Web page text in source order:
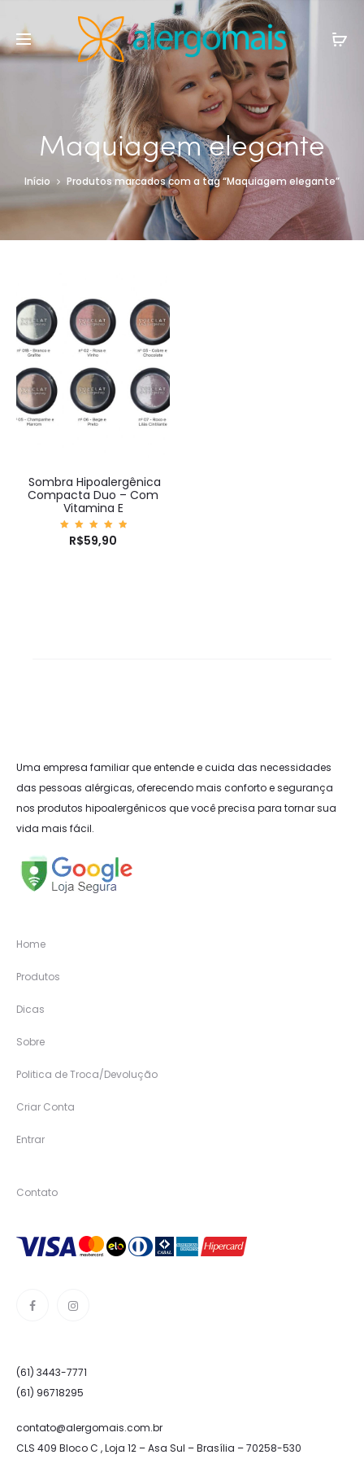
Maquiagem elegante
Início Produtos marcados com a tag “Maquiagem elegante”
Sombra Hipoalergênica
Compacta Duo – Com
Vitamina E
Avaliaç
ão
R$59,90
Uma empresa familiar que entende e cuida das necessidades
das pessoas alérgicas, oferecendo mais conforto e segurança
nos produtos hipoalergênicos que você precisa para tornar sua
vida mais fácil.
Home
Produtos
Dicas
Sobre
Politica de Troca/Devolução
Criar Conta
Entrar
Contato
(61) 3443-7771
(61) 96718295
contato@alergomais.com.br
CLS 409 Bloco C , Loja 12 – Asa Sul – Brasília – 70258-530